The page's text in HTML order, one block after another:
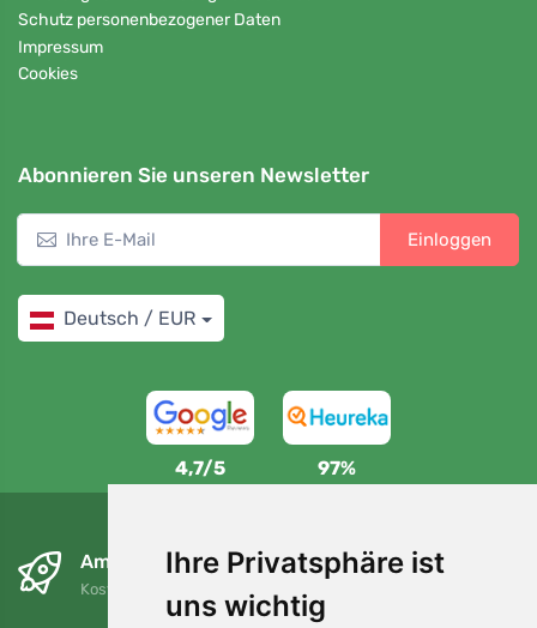
Ihre Privatsphäre ist
uns wichtig
Schutz personenbezogener Daten
Impressum
Cookies
Abonnieren Sie unseren Newsletter
Einloggen
Deutsch / EUR
4,7/5 97%
Am nächsten Tag und kostenlos
Kostenloser Versand für Bestellungen über 80 EUR